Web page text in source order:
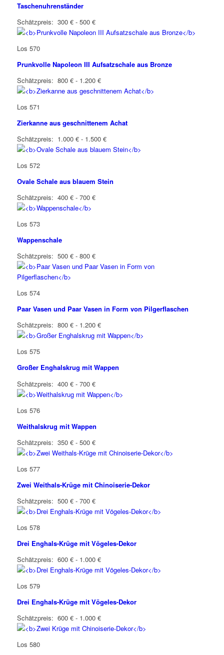
Taschenuhrenständer
Schätzpreis: 300 € - 500 €
Los 570
Prunkvolle Napoleon III Aufsatzschale aus Bronze
Schätzpreis: 800 € - 1.200 €
Los 571
Zierkanne aus geschnittenem Achat
Schätzpreis: 1.000 € - 1.500 €
Los 572
Ovale Schale aus blauem Stein
Schätzpreis: 400 € - 700 €
Los 573
Wappenschale
Schätzpreis: 500 € - 800 €
Los 574
Paar Vasen und Paar Vasen in Form von Pilgerflaschen
Schätzpreis: 800 € - 1.200 €
Los 575
Großer Enghalskrug mit Wappen
Schätzpreis: 400 € - 700 €
Los 576
Weithalskrug mit Wappen
Schätzpreis: 350 € - 500 €
Los 577
Zwei Weithals-Krüge mit Chinoiserie-Dekor
Schätzpreis: 500 € - 700 €
Los 578
Drei Enghals-Krüge mit Vögeles-Dekor
Schätzpreis: 600 € - 1.000 €
Los 579
Drei Enghals-Krüge mit Vögeles-Dekor
Schätzpreis: 600 € - 1.000 €
Los 580